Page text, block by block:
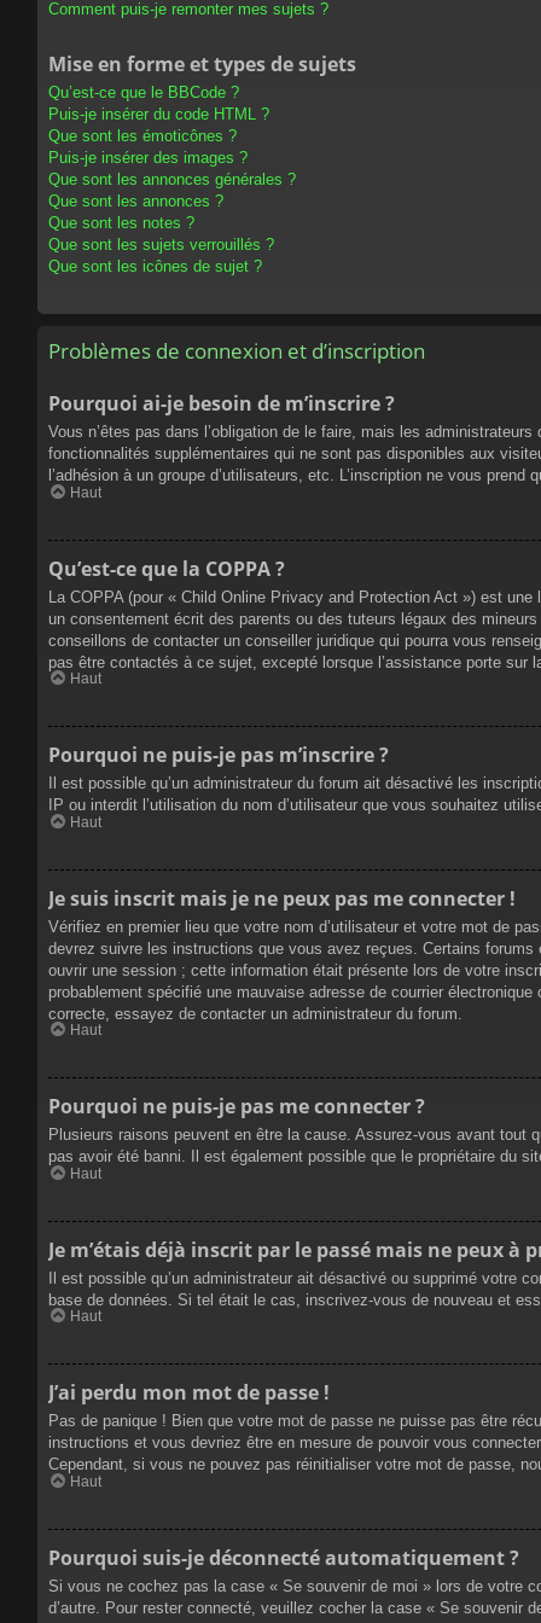
Comment puis-je remonter mes sujets ?
Mise en forme et types de sujets
Qu’est-ce que le BBCode ?
Puis-je insérer du code HTML ?
Que sont les émoticônes ?
Puis-je insérer des images ?
Que sont les annonces générales ?
Que sont les annonces ?
Que sont les notes ?
Que sont les sujets verrouillés ?
Que sont les icônes de sujet ?
Problèmes de connexion et d’inscription
Pourquoi ai-je besoin de m’inscrire ?
Vous n’êtes pas dans l’obligation de le faire, mais les
fonctionnalités supplémentaires qui ne sont pas disponibles aux
l’adhésion à un groupe d’utilisateurs, etc. L’inscription ne vous
Haut
Qu’est-ce que la COPPA ?
La COPPA (pour « Child Online Privacy and Protection Act ») est
un consentement écrit des parents ou des tuteurs légaux des
conseillons de contacter un conseiller juridique qui pourra vous
pas être contactés à ce sujet, excepté lorsque l’assistance porte sur
Haut
Pourquoi ne puis-je pas m’inscrire ?
Il est possible qu’un administrateur du forum ait désactivé les
IP ou interdit l’utilisation du nom d’utilisateur que vous souhaitez
Haut
Je suis inscrit mais je ne peux pas me connecter !
Vérifiez en premier lieu que votre nom d’utilisateur et votre mot de
devrez suivre les instructions que vous avez reçues. Certains
ouvrir une session ; cette information était présente lors de votre
probablement spécifié une mauvaise adresse de courrier
correcte, essayez de contacter un administrateur du forum.
Haut
Pourquoi ne puis-je pas me connecter ?
Plusieurs raisons peuvent en être la cause. Assurez-vous avant
pas avoir été banni. Il est également possible que le propriétaire du
Haut
Je m’étais déjà inscrit par le passé mais ne peux à
Il est possible qu’un administrateur ait désactivé ou supprimé votre
base de données. Si tel était le cas, inscrivez-vous de nouveau et
Haut
J’ai perdu mon mot de passe !
Pas de panique ! Bien que votre mot de passe ne puisse pas être
instructions et vous devriez être en mesure de pouvoir vous
Cependant, si vous ne pouvez pas réinitialiser votre mot de passe,
Haut
Pourquoi suis-je déconnecté automatiquement ?
Si vous ne cochez pas la case « Se souvenir de moi » lors de votre
d’autre. Pour rester connecté, veuillez cocher la case « Se souvenir